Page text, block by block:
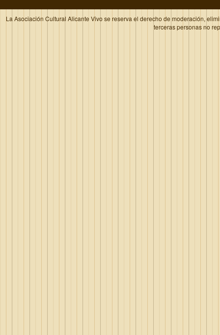
La Asociación Cultural Alicante Vivo se reserva el derecho de moderación,
terceras personas no